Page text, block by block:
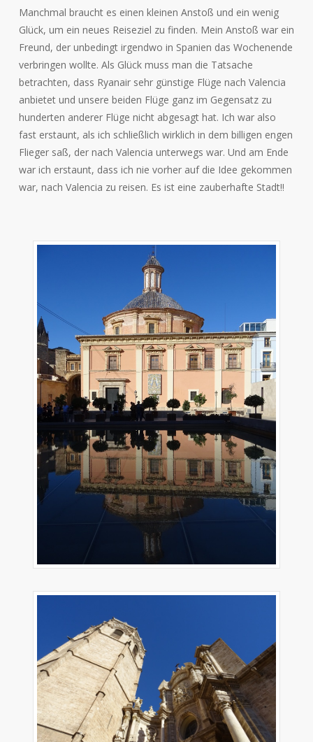
Manchmal braucht es einen kleinen Anstoß und ein wenig
Glück, um ein neues Reiseziel zu finden. Mein Anstoß war ein
Freund, der unbedingt irgendwo in Spanien das Wochenende
verbringen wollte. Als Glück muss man die Tatsache
betrachten, dass Ryanair sehr günstige Flüge nach Valencia
anbietet und unsere beiden Flüge ganz im Gegensatz zu
hunderten anderer Flüge nicht abgesagt hat. Ich war also
fast erstaunt, als ich schließlich wirklich in dem billigen engen
Flieger saß, der nach Valencia unterwegs war. Und am Ende
war ich erstaunt, dass ich nie vorher auf die Idee gekommen
war, nach Valencia zu reisen. Es ist eine zauberhafte Stadt!!